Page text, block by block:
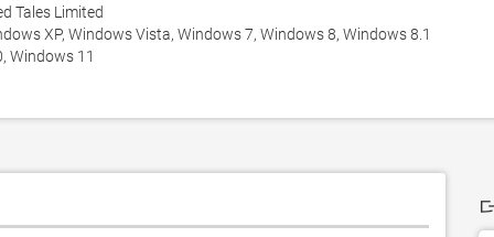
Tales Limited
XP, Windows Vista, Windows 7, Windows 8, Windows 8.1
Windows 11